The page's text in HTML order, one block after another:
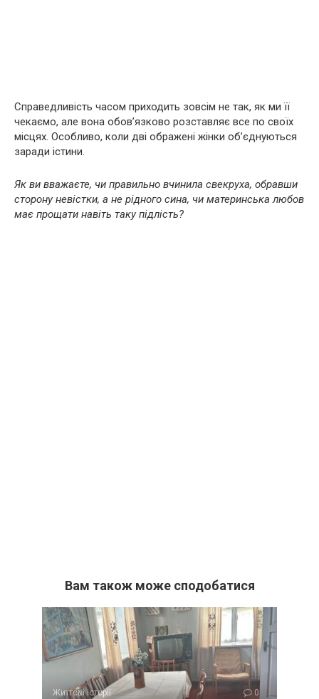
Справедливість часом приходить зовсім не так, як ми її
чекаємо, але вона обов’язково розставляє все по своїх
місцях. Особливо, коли дві ображені жінки об’єднуються
заради істини.
Як ви вважаєте, чи правильно вчинила свекруха, обравши
сторону невістки, а не рідного сина, чи материнська любов
має прощати навіть таку підлість?
Вам також може сподобатися
Життєві історії 0